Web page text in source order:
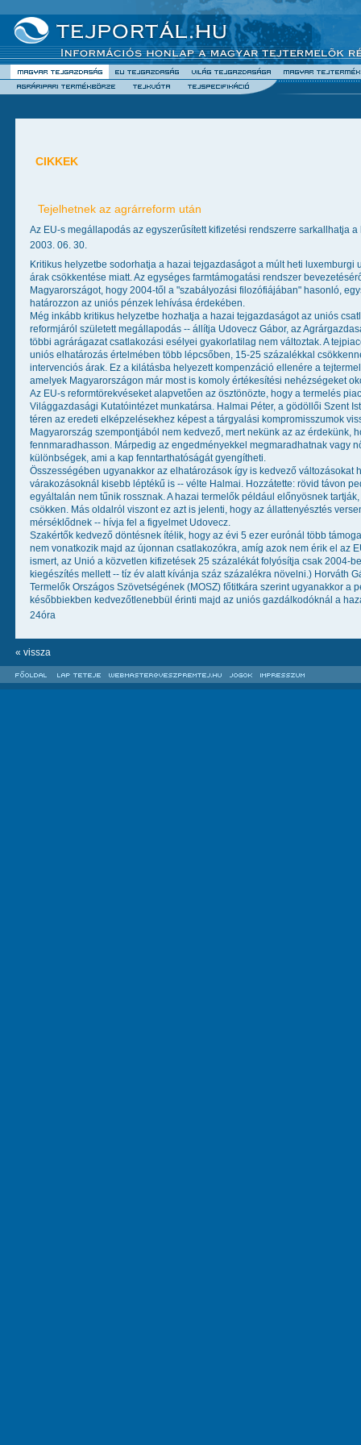
CIKKEK
Tejelhetnek az agrárreform után
Az EU-s megállapodás az egyszerűsített kifizetési rendszerre sarkallhatja a
2003. 06. 30.
Kritikus helyzetbe sodorhatja a hazai tejgazdaságot a múlt heti
árak csökkentése miatt. Az egységes farmtámogatási rendszer
Magyarországot, hogy 2004-től a "szabályozási filozófiájában" hasonló,
határozzon az uniós pénzek lehívása érdekében.
Még inkább kritikus helyzetbe hozhatja a hazai tejgazdaságot az uniós
reformjáról született megállapodás -- állítja Udovecz Gábor, az
többi agrárágazat csatlakozási esélyei gyakorlatilag nem változtak. A
uniós elhatározás értelmében több lépcsőben, 15-25 százalékkal
intervenciós árak. Ez a kilátásba helyezett kompenzáció ellenére a
amelyek Magyarországon már most is komoly értékesítési nehézségeket
Az EU-s reformtörekvéseket alapvetően az ösztönözte, hogy a termelés
Világgazdasági Kutatóintézet munkatársa. Halmai Péter, a gödöllői Szent
téren az eredeti elképzelésekhez képest a tárgyalási kompromisszumok
Magyarország szempontjából nem kedvező, mert nekünk az az érdekünk,
fennmaradhasson. Márpedig az engedményekkel megmaradhatnak vagy
különbségek, ami a kap fenntarthatóságát gyengítheti.
Összességében ugyanakkor az elhatározások így is kedvező változásokat
várakozásoknál kisebb léptékű is -- vélte Halmai. Hozzátette: rövid távon
egyáltalán nem tűnik rossznak. A hazai termelők például előnyösnek
csökken. Más oldalról viszont ez azt is jelenti, hogy az állattenyésztés
mérséklődnek -- hívja fel a figyelmet Udovecz.
Szakértők kedvező döntésnek ítélik, hogy az évi 5 ezer eurónál több
nem vonatkozik majd az újonnan csatlakozókra, amíg azok nem érik el az
ismert, az Unió a közvetlen kifizetések 25 százalékát folyósítja csak 2004-
kiegészítés mellett -- tíz év alatt kívánja száz százalékra növelni.) Horváth
Termelők Országos Szövetségének (MOSZ) főtitkára szerint ugyanakkor a
későbbiekben kedvezőtlenebbül érinti majd az uniós gazdálkodóknál a
24óra
« vissza